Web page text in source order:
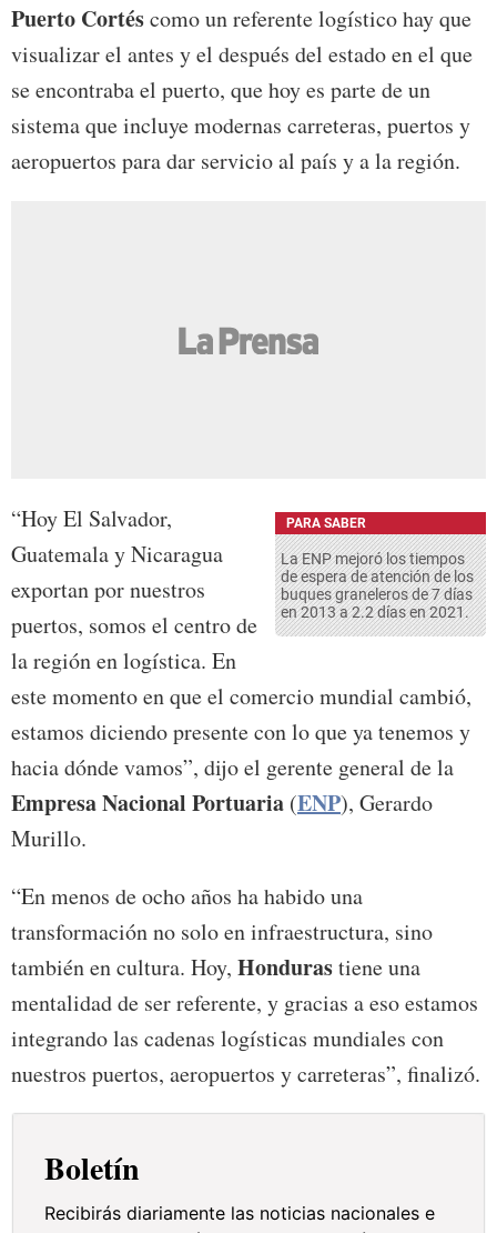
Puerto Cortéscomo un referente logístico hay que
visualizar el antes y el después del estado en el que
se encontraba el puerto, que hoy es parte de un
sistema que incluye modernas carreteras, puertos y
aeropuertos para dar servicio al país y a la región.
PARA SABER
La ENP mejoró los tiempos
de espera de atención de los
buques graneleros de 7 días
en 2013 a 2.2 días en 2021.
“Hoy El Salvador,
Guatemala y Nicaragua
exportan por nuestros
puertos, somos el centro de
la región en logística. En
este momento en que el comercio mundial cambió,
estamos diciendo presente con lo que ya tenemos y
hacia dónde vamos”, dijo el gerente general de la
Empresa Nacional Portuaria (ENP), Gerardo
Murillo.
“En menos de ocho años ha habido una
transformación no solo en infraestructura, sino
también en cultura. Hoy, Hondurastiene una
mentalidad de ser referente, y gracias a eso estamos
integrando las cadenas logísticas mundiales con
nuestros puertos, aeropuertos y carreteras”, finalizó.
Boletín
Recibirás diariamente las noticias nacionales e